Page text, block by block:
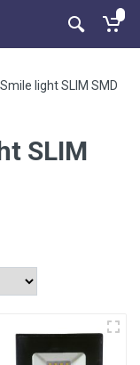
light SLIM SMD
SLIM